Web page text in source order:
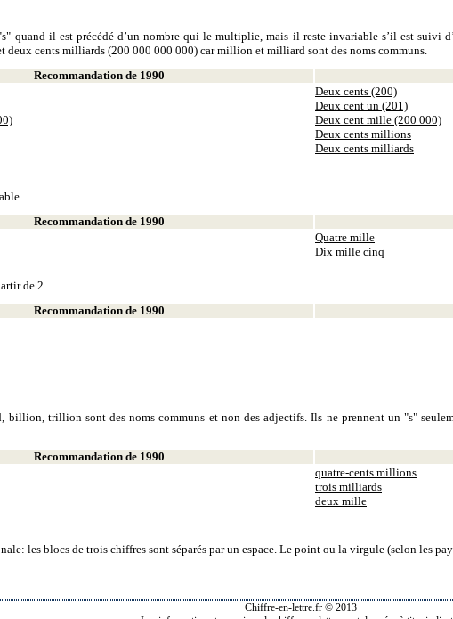
quand il est précédé d’un nombre qui le multiplie, mais il reste invariable s’il est suivi
deux cents milliards (200 000 000 000) car million et milliard sont des noms communs.
Recommandation de 1990
Deux cents (200)
Deux cent un (201)
Deux cent mille (200 000)
Deux cents millions
Deux cents milliards
Recommandation de 1990
Quatre mille
Dix mille cinq
de 2.
Recommandation de 1990
trillion sont des noms communs et non des adjectifs. Ils ne prennent un "s"
Recommandation de 1990
quatre-cents millions
trois milliards
deux mille
les blocs de trois chiffres sont séparés par un espace. Le point ou la virgule (selon les
Chiffre-en-lettre.fr © 2013